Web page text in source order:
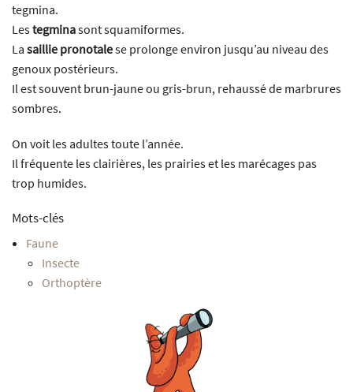
tegmina.
Lestegminasont squamiformes.
La saillie pronotalese prolonge environ jusqu’au niveau des
genoux postérieurs.
Il est souvent brun-jaune ou gris-brun, rehaussé de marbrures
sombres.
On voit les adultes toute l’année.
Il fréquente les clairières, les prairies et les marécages pas
trop humides.
Mots-clés
Faune
Insecte
Orthoptère